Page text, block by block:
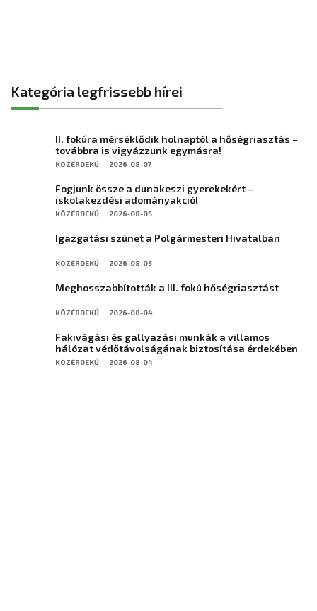
Kategória legfrissebb hírei
II. fokúra mérséklődik holnaptól a hőségriasztás –
továbbra is vigyázzunk egymásra!
KÖZÉRDEKŰ 2026-08-07
Fogjunk össze a dunakeszi gyerekekért –
iskolakezdési adományakció!
KÖZÉRDEKŰ 2026-08-05
Igazgatási szünet a Polgármesteri Hivatalban
KÖZÉRDEKŰ 2026-08-05
Meghosszabbították a III. fokú hőségriasztást
KÖZÉRDEKŰ 2026-08-04
Fakivágási és gallyazási munkák a villamos
hálózat védőtávolságának biztosítása érdekében
KÖZÉRDEKŰ 2026-08-04